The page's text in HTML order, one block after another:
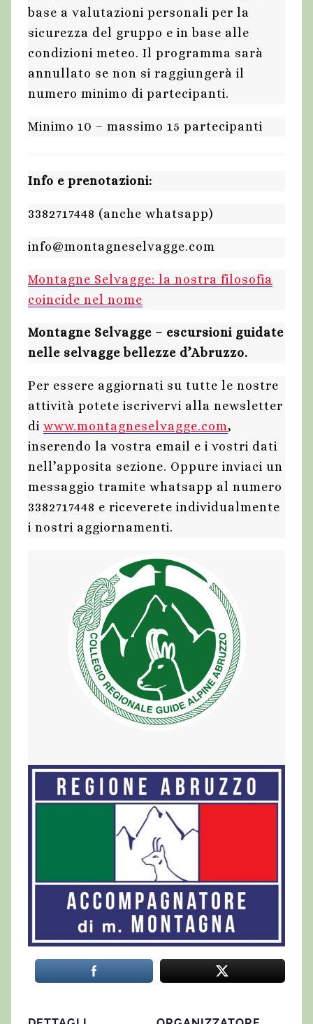
base a valutazioni personali per la
sicurezza del gruppo e in base alle
condizioni meteo. Il programma sarà
annullato se non si raggiungerà il
numero minimo di partecipanti.
Minimo 10 – massimo 15 partecipanti
Info e prenotazioni:
3382717448 (anche whatsapp)
info@montagneselvagge.com
Montagne Selvagge: la nostra filosofia
coincide nel nome
Montagne Selvagge – escursioni guidate
nelle selvagge bellezze d’Abruzzo.
Per essere aggiornati su tutte le nostre
attività potete iscrivervi alla newsletter
di www.montagneselvagge.com,
inserendo la vostra email e i vostri dati
nell’apposita sezione. Oppure inviaci un
messaggio tramite whatsapp al numero
3382717448 e riceverete individualmente
i nostri aggiornamenti.